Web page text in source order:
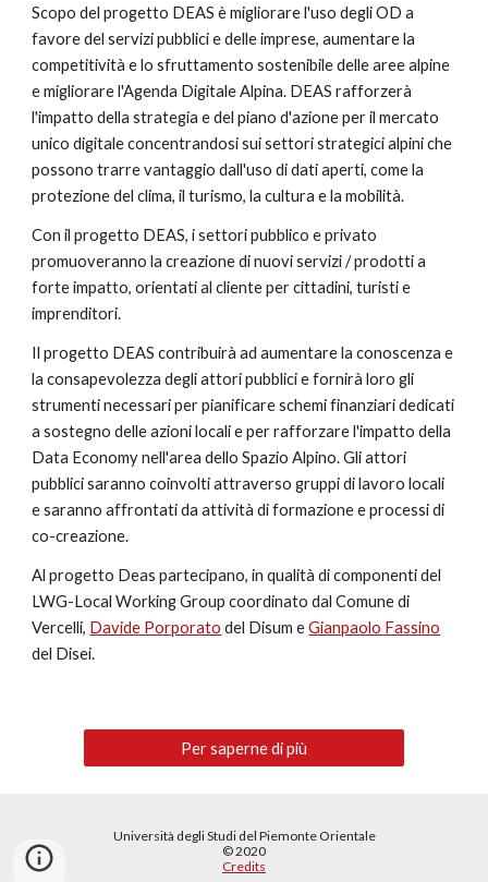
Scopo del progetto DEAS è migliorare l'uso degli OD a
favore del servizi pubblici e delle imprese, aumentare la
competitività e lo sfruttamento sostenibile delle aree alpine
e migliorare l'Agenda Digitale Alpina. DEAS rafforzerà
l'impatto della strategia e del piano d'azione per il mercato
unico digitale concentrandosi sui settori strategici alpini che
possono trarre vantaggio dall'uso di dati aperti, come la
protezione del clima, il turismo, la cultura e la mobilità.
Con il progetto DEAS, i settori pubblico e privato
promuoveranno la creazione di nuovi servizi / prodotti a
forte impatto, orientati al cliente per cittadini, turisti e
imprenditori.
Il progetto DEAS contribuirà ad aumentare la conoscenza e
la consapevolezza degli attori pubblici e fornirà loro gli
strumenti necessari per pianificare schemi finanziari dedicati
a sostegno delle azioni locali e per rafforzare l'impatto della
Data Economy nell'area dello Spazio Alpino. Gli attori
pubblici saranno coinvolti attraverso gruppi di lavoro locali
e saranno affrontati da attività di formazione e processi di
co-creazione.
Al progetto Deas partecipano, in qualità di componenti del
LWG-Local Working Group coordinato dal Comune di
Vercelli, Davide Porporato del Disum e Gianpaolo Fassino
del Disei.
Per saperne di più
Università degli Studi del Piemonte Orientale
© 2020
Credits